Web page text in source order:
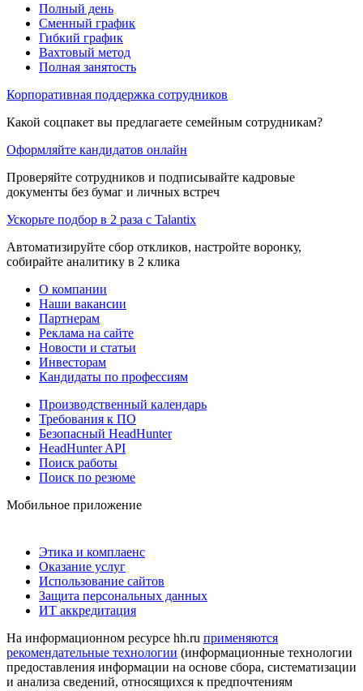
Полный день
Сменный график
Гибкий график
Вахтовый метод
Полная занятость
Корпоративная поддержка сотрудников
Какой соцпакет вы предлагаете семейным сотрудникам?
Оформляйте кандидатов онлайн
Проверяйте сотрудников и подписывайте кадровые
документы без бумаг и личных встреч
Ускорьте подбор в 2 раза с Talantix
Автоматизируйте сбор откликов, настройте воронку,
собирайте аналитику в 2 клика
О компании
Наши вакансии
Партнерам
Реклама на сайте
Новости и статьи
Инвесторам
Кандидаты по профессиям
Производственный календарь
Требования к ПО
Безопасный HeadHunter
HeadHunter API
Поиск работы
Поиск по резюме
Мобильное приложение
Этика и комплаенс
Оказание услуг
Использование сайтов
Защита персональных данных
ИТ аккредитация
На информационном ресурсе hh.ru применяются
рекомендательные технологии (информационные технологии
предоставления информации на основе сбора, систематизации
и анализа сведений, относящихся к предпочтениям